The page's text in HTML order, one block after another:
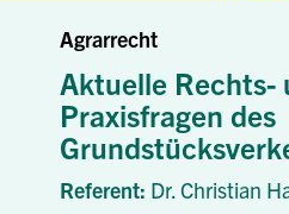
Agrarrecht
Aktuelle Rechts-
Praxisfragen des
Referent: Dr. Christian